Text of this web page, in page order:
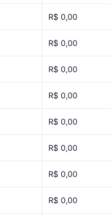
R$ 0,00
R$ 0,00
R$ 0,00
R$ 0,00
R$ 0,00
R$ 0,00
R$ 0,00
R$ 0,00